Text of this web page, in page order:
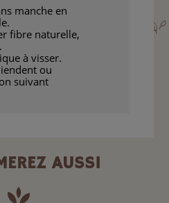
manche en
fibre naturelle,
à visser.
ou
suivant
AUSSI